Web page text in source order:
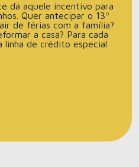
dá aquele incentivo para
Quer antecipar o 13º
de férias com a família?
a casa? Para cada
linha de crédito especial